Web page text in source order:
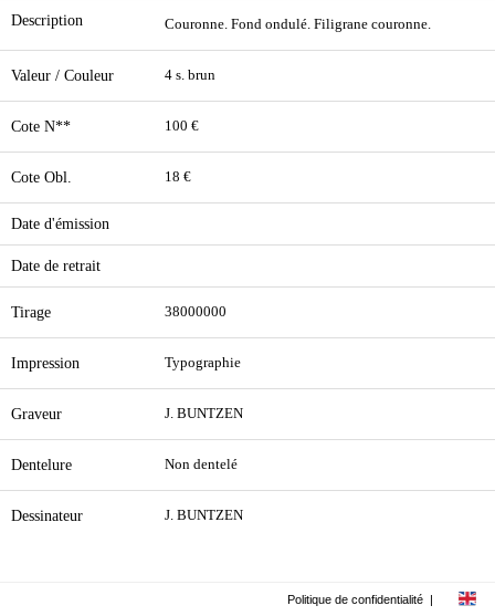
Description Couronne. Fond ondulé. Filigrane couronne.
Valeur / Couleur 4 s. brun
Cote N** 100 €
Cote Obl. 18 €
Date d'émission
Date de retrait
Tirage 38000000
Impression Typographie
Graveur J. BUNTZEN
Dentelure Non dentelé
Dessinateur J. BUNTZEN
Politique de confidentialité |